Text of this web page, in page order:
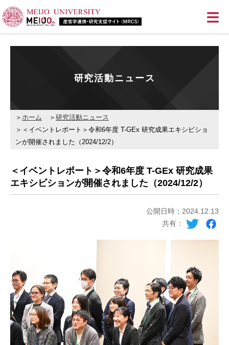
≡
研究活動ニュース
ホーム
研究活動ニュース
＜イベントレポート＞令和6年度 T-GEx 研究成果エキシビショ
ンが開催されました（2024/12/2）
＜イベントレポート＞令和6年度 T-GEx 研究成果
エキシビションが開催されました（2024/12/2）
公開日時：2024.12.13
共有：